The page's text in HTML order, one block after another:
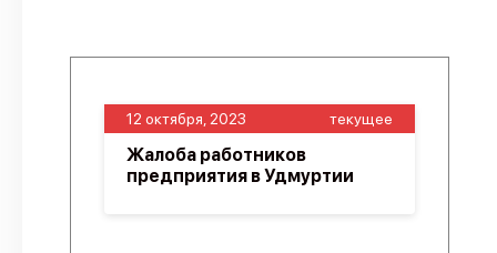
12 октября, 2023 текущее
Жалоба работников
предприятия в Удмуртии